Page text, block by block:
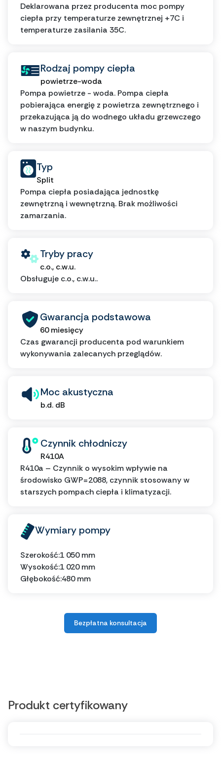
Deklarowana przez producenta moc pompy
ciepła przy temperaturze zewnętrznej +7C i
temperaturze zasilania 35C.
Rodzaj pompy ciepła
powietrze-woda
Pompa powietrze - woda. Pompa ciepła
pobierająca energię z powietrza zewnętrznego i
przekazująca ją do wodnego układu grzewczego
w naszym budynku.
Typ
Split
Pompa ciepła posiadająca jednostkę
zewnętrzną i wewnętrzną. Brak możliwości
zamarzania.
Tryby pracy
c.o., c.w.u.
Obsługuje c.o., c.w.u..
Gwarancja podstawowa
60 miesięcy
Czas gwarancji producenta pod warunkiem
wykonywania zalecanych przeglądów.
Moc akustyczna
b.d. dB
Czynnik chłodniczy
R410A
R410a – Czynnik o wysokim wpływie na
środowisko GWP=2088, czynnik stosowany w
starszych pompach ciepła i klimatyzacji.
Wymiary pompy
Szerokość:1 050 mm
Wysokość:1 020 mm
Głębokość:480 mm
Bezpłatna konsultacja
Produkt certyfikowany